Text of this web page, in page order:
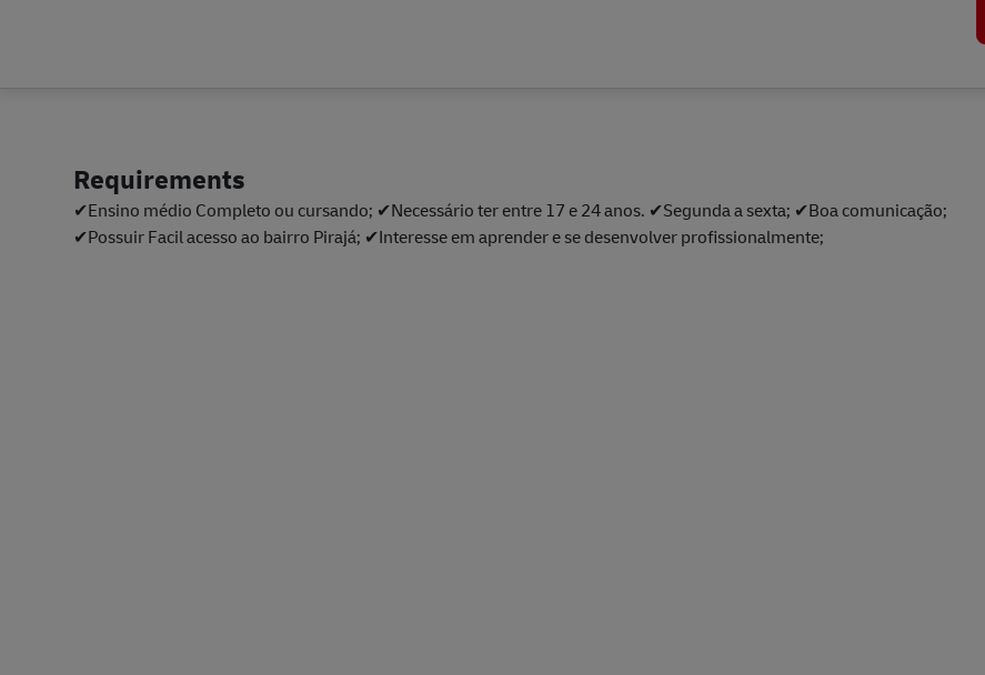
Requirements
✔Ensino médio Completo ou cursando; ✔Necessário ter entre 17 e 24 anos. ✔Segunda a sexta; ✔Boa comunicação;
✔Possuir Facil acesso ao bairro Pirajá; ✔Interesse em aprender e se desenvolver profissionalmente;